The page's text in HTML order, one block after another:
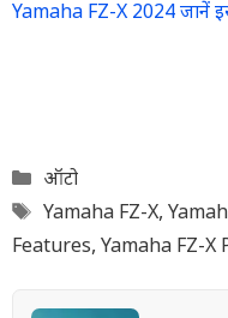
Yamaha FZ-X 2024 जानें
Categories
ऑटो
Tags
Yamaha FZ-X,
Features, Yamaha FZ-X